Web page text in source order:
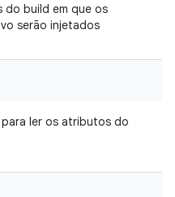
do build em que os
serão injetados
ler os atributos do